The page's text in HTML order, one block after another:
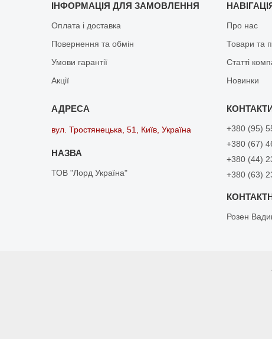
ІНФОРМАЦІЯ ДЛЯ ЗАМОВЛЕННЯ
Оплата і доставка
Повернення та обмін
Умови гарантії
Акції
Про нас
Товари та
Статті
Новинки
вул. Тростянецька, 51, Київ, Україна
ТОВ "Лорд Україна"
+380 (95)
+380 (67)
+380 (44)
+380 (63)
Розен